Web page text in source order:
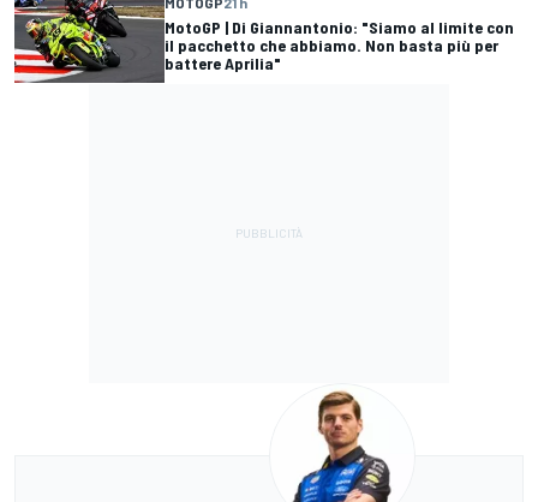
MotoGP | Di Giannantonio: "Siamo al limite con
il pacchetto che abbiamo. Non basta più per
battere Aprilia"